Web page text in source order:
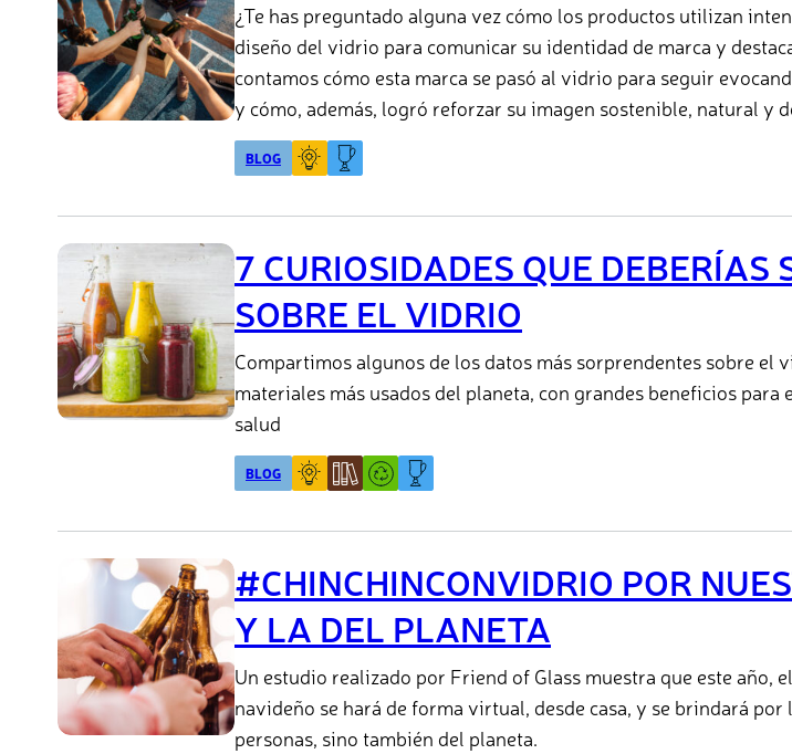
¿Te has preguntado alguna vez cómo los productos utilizan
diseño del vidrio para comunicar su identidad de marca y
contamos cómo esta marca se pasó al vidrio para seguir
y cómo, además, logró reforzar su imagen sostenible, natural y
BLOG
7 CURIOSIDADES QUE DEBERÍAS
SOBRE EL VIDRIO
Compartimos algunos de los datos más sorprendentes sobre el
materiales más usados del planeta, con grandes beneficios para
salud
BLOG
#CHINCHINCONVIDRIO POR
Y LA DEL PLANETA
Un estudio realizado por Friend of Glass muestra que este año,
navideño se hará de forma virtual, desde casa, y se brindará por
personas, sino también del planeta.